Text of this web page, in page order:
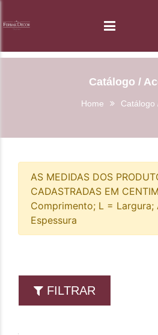
Catálogo /
Home Catálogo
AS MEDIDAS DOS
CADASTRADAS EM
Comprimento; L = Largura;
Espessura
FILTRAR